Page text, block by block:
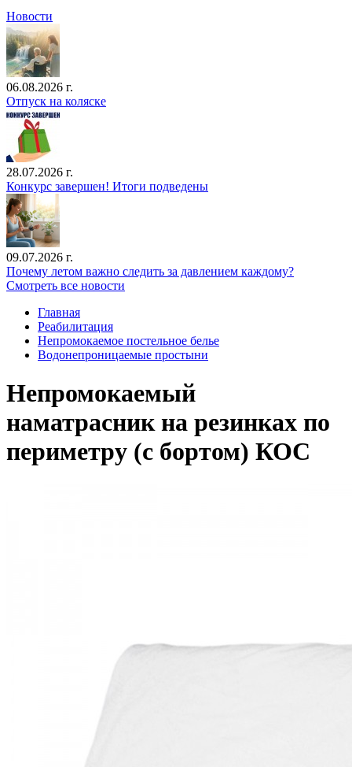
Новости
06.08.2026 г.
Отпуск на коляске
28.07.2026 г.
Конкурс завершен! Итоги подведены
09.07.2026 г.
Почему летом важно следить за давлением каждому?
Смотреть все новости
Главная
Реабилитация
Непромокаемое постельное белье
Водонепроницаемые простыни
Непромокаемый
наматрасник на резинках по
периметру (с бортом) КОС